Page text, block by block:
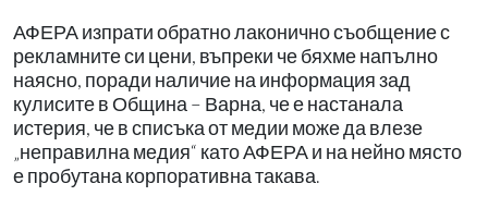
АФЕРА изпрати обратно лаконично съобщение с
рекламните си цени, въпреки че бяхме напълно
наясно, поради наличие на информация зад
кулисите в Община – Варна, че е настанала
истерия, че в списъка от медии може да влезе
„неправилна медия“ като АФЕРА и на нейно място
е пробутана корпоративна такава.